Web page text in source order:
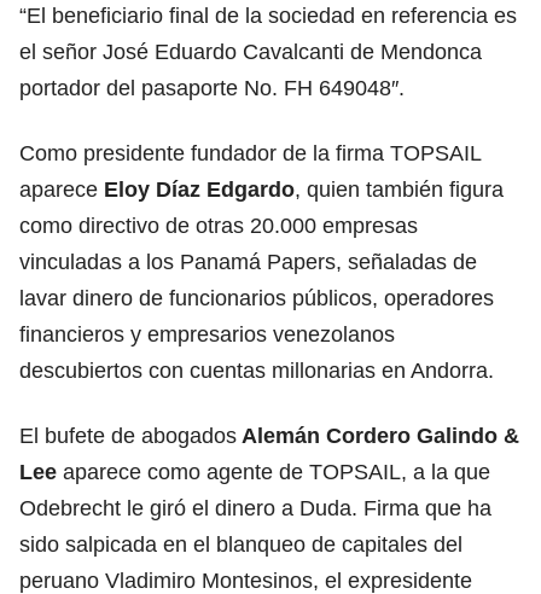
“El beneficiario final de la sociedad en referencia es
el señor José Eduardo Cavalcanti de Mendonca
portador del pasaporte No. FH 649048″.
Como presidente fundador de la firma TOPSAIL
aparece Eloy Díaz Edgardo, quien también figura
como directivo de otras 20.000 empresas
vinculadas a los Panamá Papers, señaladas de
lavar dinero de funcionarios públicos, operadores
financieros y empresarios venezolanos
descubiertos con cuentas millonarias en Andorra.
El bufete de abogados Alemán Cordero Galindo &
Lee aparece como agente de TOPSAIL, a la que
Odebrecht le giró el dinero a Duda. Firma que ha
sido salpicada en el blanqueo de capitales del
peruano Vladimiro Montesinos, el expresidente